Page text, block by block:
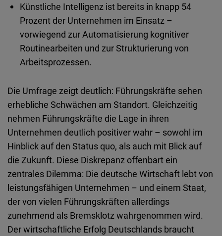
Künstliche Intelligenz ist bereits in knapp 54
Prozent der Unternehmen im Einsatz –
vorwiegend zurAutomatisierung kognitiver
Routinearbeiten und zur Strukturierung von
Arbeitsprozessen.
Die Umfrage zeigt deutlich: Führungskräfte sehen
erhebliche Schwächen am Standort. Gleichzeitig
nehmen Führungskräfte die Lage in ihren
Unternehmen deutlich positiverwahr – sowohl im
Hinblick aufden Status quo, als auch mit Blick auf
die Zukunft. Diese Diskrepanz offenbart ein
zentrales Dilemma: Die deutsche Wirtschaft lebtvon
leistungsfähigen Unternehmen – und einem Staat,
der von vielen Führungskräften allerdings
zunehmend als Bremsklotzwahrgenommen wird.
Derwirtschaftliche Erfolg Deutschlands braucht